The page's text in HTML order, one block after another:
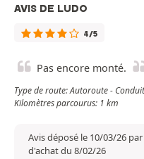
AVIS DE LUDO
4/5
Pas encore monté.
Type de route: Autoroute -
Kilomètres parcourus: 1 km
Avis déposé le 10/03/26
d'achat du 8/02/26